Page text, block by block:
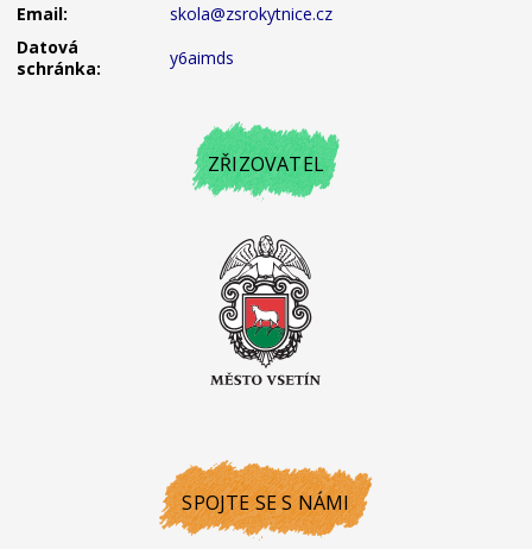
Email:
skola@zsrokytnice.cz
Datová
schránka:
y6aimds
ZŘIZOVATEL
SPOJTE SE S NÁMI